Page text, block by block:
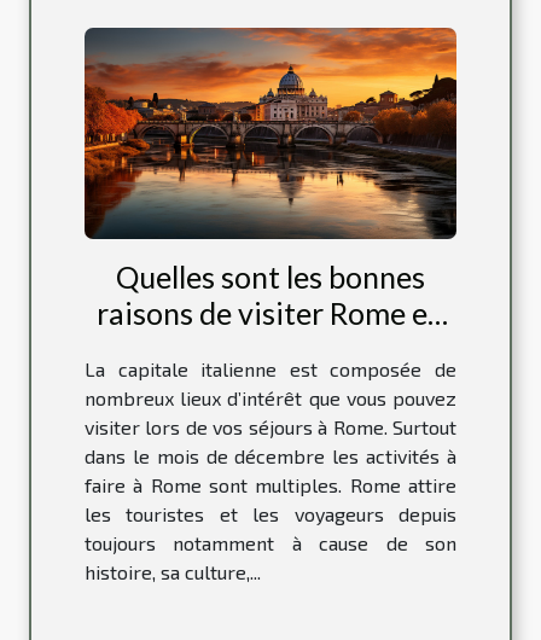
Quelles sont les bonnes
raisons de visiter Rome en
La capitale italienne est composée de
nombreux lieux d’intérêt que vous pouvez
visiter lors de vos séjours à Rome. Surtout
dans le mois de décembre les activités à
faire à Rome sont multiples. Rome attire
les touristes et les voyageurs depuis
toujours notamment à cause de son
histoire, sa culture,...